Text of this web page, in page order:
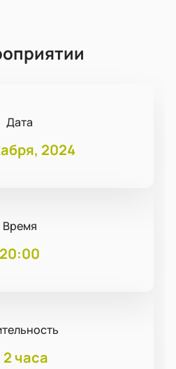
Дата
2024
Время
20:00
2 часа